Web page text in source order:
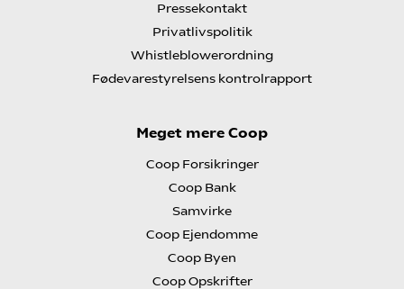
Pressekontakt
Privatlivspolitik
Whistleblowerordning
Fødevarestyrelsens kontrolrapport
Meget mere Coop
Coop Forsikringer
Coop Bank
Samvirke
Coop Ejendomme
Coop Byen
Coop Opskrifter